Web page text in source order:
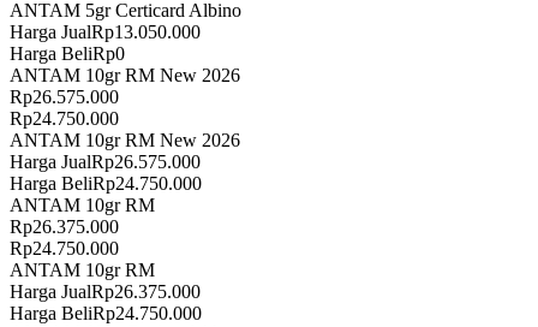
ANTAM 5gr Certicard Albino
Harga JualRp13.050.000
Harga BeliRp0
ANTAM 10gr RM New 2026
Rp26.575.000
Rp24.750.000
ANTAM 10gr RM New 2026
Harga JualRp26.575.000
Harga BeliRp24.750.000
ANTAM 10gr RM
Rp26.375.000
Rp24.750.000
ANTAM 10gr RM
Harga JualRp26.375.000
Harga BeliRp24.750.000